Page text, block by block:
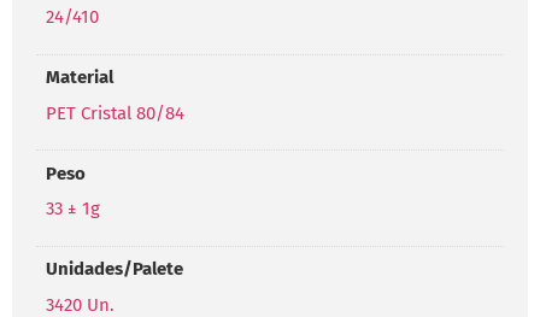
24/410
Material
PET Cristal 80/84
Peso
33 ± 1g
Unidades/Palete
3420 Un.